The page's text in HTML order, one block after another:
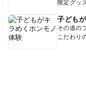
限定グッ
子ども
その道の
こだわり